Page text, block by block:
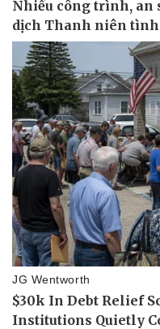
Sức khỏe
Dinh dưỡng - món ngon
Cây thuốc
Sản phụ khoa
Nhi khoa
Nam khoa
Làm đẹp - giảm cân
Phòng mạch online
Ăn sạch sống khỏe